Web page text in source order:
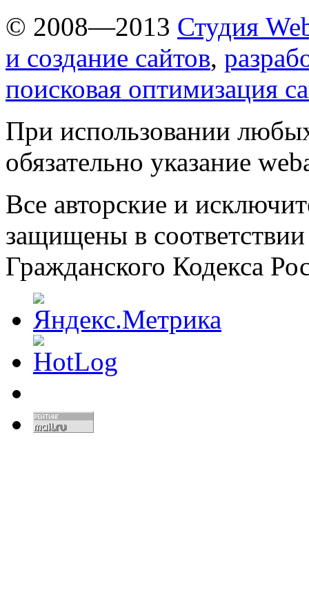
© 2008—2013 Студия
и создание сайтов,
поисковая оптимизация
При использовании
обязательно указание
Все авторские и
защищены в
Гражданского Кодекса